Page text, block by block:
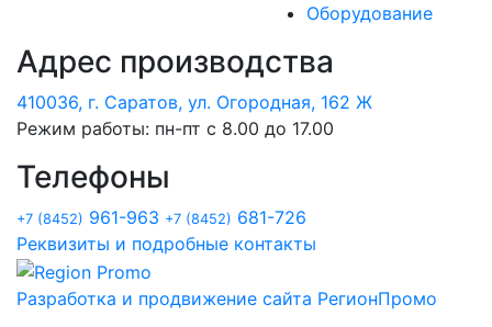
Оборудование
Адрес производства
410036, г. Саратов, ул. Огородная, 162 Ж
Режим работы: пн-пт с 8.00 до 17.00
Телефоны
+7 (8452) 961-963 +7 (8452) 681-726
Реквизиты и подробные контакты
Разработка и продвижение сайта РегионПромо